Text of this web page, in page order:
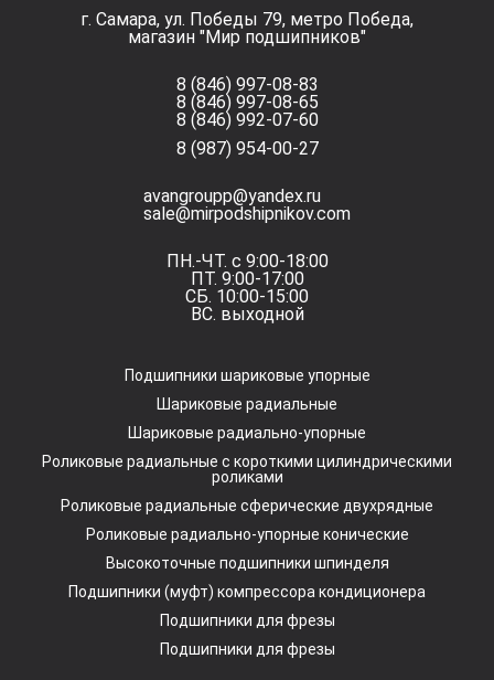
г. Самара, ул. Победы 79, метро Победа,
магазин "Мир подшипников"
8 (846) 997-08-83
8 (846) 997-08-65
8 (846) 992-07-60
8 (987) 954-00-27
avangroupp@yandex.ru
sale@mirpodshipnikov.com
ПН.-ЧТ. с 9:00-18:00
ПТ. 9:00-17:00
СБ. 10:00-15:00
ВС. выходной
Подшипники шариковые упорные
Шариковые радиальные
Шариковые радиально-упорные
Роликовые радиальные с короткими цилиндрическими
роликами
Роликовые радиальные сферические двухрядные
Роликовые радиально-упорные конические
Высокоточные подшипники шпинделя
Подшипники (муфт) компрессора кондиционера
Подшипники для фрезы
Подшипники для фрезы